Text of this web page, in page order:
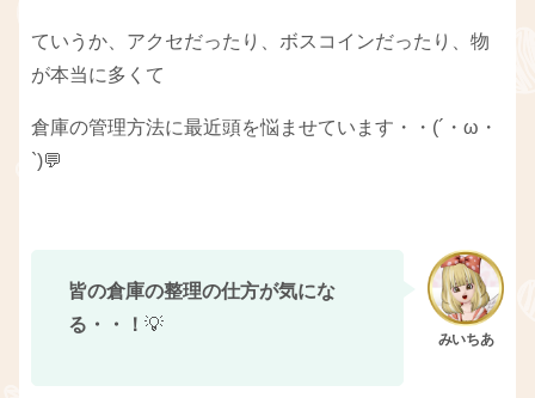
ていうか、アクセだったり、ボスコインだったり、物
が本当に多くて
倉庫の管理方法に最近頭を悩ませています・・(´・ω・
`)💬
皆の倉庫の整理の仕方が気にな
る・・！ 💡